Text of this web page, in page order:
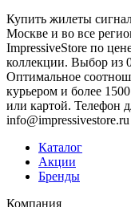
Купить жилеты
Москве и во все
ImpressiveStore по
коллекции. Выбор из
Оптимальное
курьером и более
или картой. Телефон
info@impressivestore.ru
Каталог
Акции
Бренды
Компания